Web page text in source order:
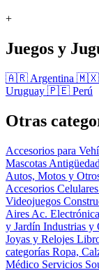
+
Juegos y
🇦🇷 Argentina 🇲🇽
Uruguay 🇵🇪 Perú
Otras
Accesorios para
Mascotas
Autos, Motos y
Accesorios
Videojuegos
Aires Ac.
y Jardín Industrias y
Joyas y Relojes
categorías Ropa,
Médico Servicios